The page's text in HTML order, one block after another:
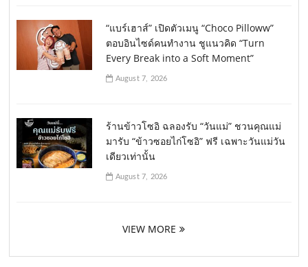
“แบร์เฮาส์” เปิดตัวเมนู “Choco Pilloww”
ตอบอินไซด์คนทำงาน ชูแนวคิด “Turn
Every Break into a Soft Moment”
August 7, 2026
ร้านข้าวโซอิ ฉลองรับ “วันแม่” ชวนคุณแม่
มารับ “ข้าวซอยไก่โซอิ” ฟรี เฉพาะวันแม่วัน
เดียวเท่านั้น
August 7, 2026
VIEW MORE